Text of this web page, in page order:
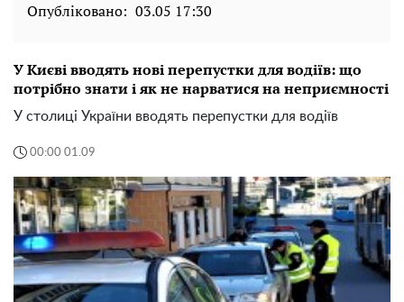
Опубліковано: 03.05 17:30
У Києві вводять нові перепустки для водіїв: що
потрібно знати і як не нарватися на неприємності
У столиці України вводять перепустки для водіїв
00:00 01.09